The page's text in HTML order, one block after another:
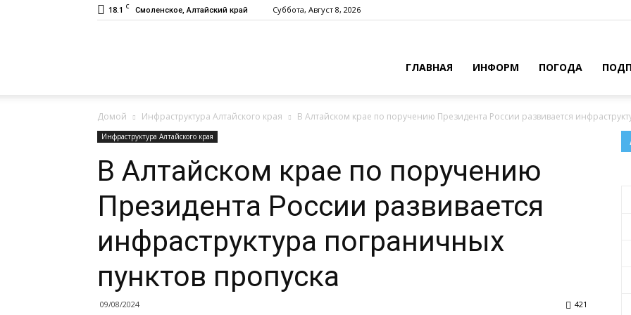
18.1 C Смоленское, Алтайский край Суббота, Август 8, 2026
«Заря»
ГЛАВНАЯ ИНФОРМ ПОГОДА
Домой Инфраструктура Алтайского края В Алтайском крае по поручению Президента России развивается
Инфраструктура Алтайского края
В Алтайском крае по поручению
Президента России развивается
инфраструктура пограничных
пунктов пропуска
09/08/2024 421